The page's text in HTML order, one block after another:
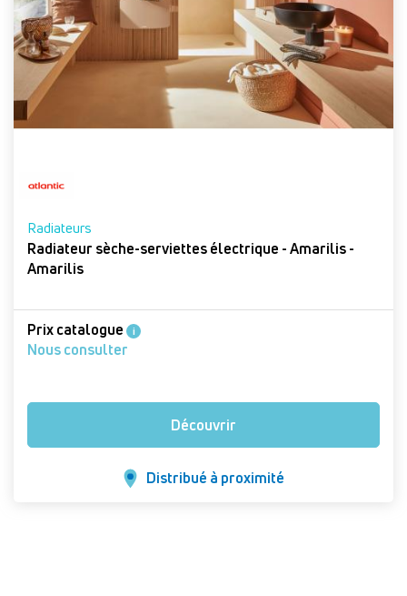
Radiateurs
Radiateur sèche-serviettes électrique - Amarilis -
Amarilis
Prix catalogue i
Nous consulter
Découvrir
Distribué à proximité